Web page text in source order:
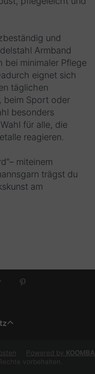
und
Armband
bei minimaler Pflege
eignet sich
täglichen
beim Sport oder
besonders
für alle, die
reagieren.
miteinem
trägst du
am
Powered by KOOMBA
vorbehalten.